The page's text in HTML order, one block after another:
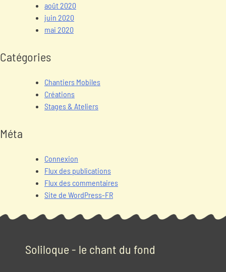
août 2020
juin 2020
mai 2020
Catégories
Chantiers Mobiles
Créations
Stages & Ateliers
Méta
Connexion
Flux des publications
Flux des commentaires
Site de WordPress-FR
Soliloque - le chant du fond